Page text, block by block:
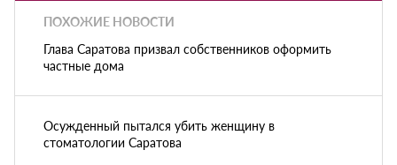
ПОХОЖИЕ НОВОСТИ
Глава Саратова призвал собственников оформить
частные дома
Осужденный пытался убить женщину в
стоматологии Саратова